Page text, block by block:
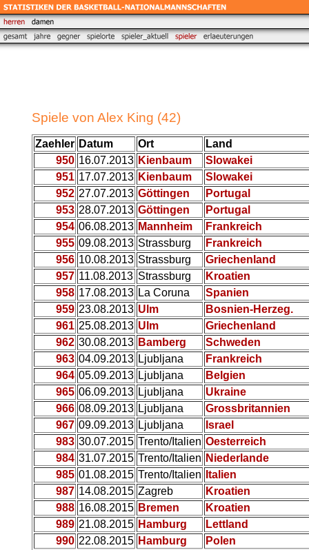
Spiele von Alex King (42)
Zaehler Datum Ort
Land
950 16.07.2013 Kienbaum
Slowakei
951 17.07.2013 Kienbaum
Slowakei
952 27.07.2013 Göttingen
Portugal
953 28.07.2013 Göttingen
Portugal
954 06.08.2013 Mannheim
Frankreich
955 09.08.2013 Strassburg
Frankreich
956 10.08.2013 Strassburg
Griechenland
957 11.08.2013 Strassburg
Kroatien
958 17.08.2013 La Coruna
Spanien
959 23.08.2013 Ulm
Bosnien-Herzeg.
961 25.08.2013 Ulm
Griechenland
962 30.08.2013 Bamberg
Schweden
963 04.09.2013 Ljubljana
Frankreich
964 05.09.2013 Ljubljana
Belgien
965 06.09.2013 Ljubljana
Ukraine
966 08.09.2013 Ljubljana
Grossbritannien
967 09.09.2013 Ljubljana
Israel
983 30.07.2015 Trento/Italien Oesterreich
984 31.07.2015 Trento/Italien Niederlande
985 01.08.2015 Trento/Italien
Italien
987 14.08.2015 Zagreb
Kroatien
988 16.08.2015 Bremen
Kroatien
989 21.08.2015 Hamburg
Lettland
990 22.08.2015 Hamburg
Polen